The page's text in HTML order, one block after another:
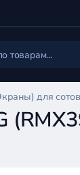
для